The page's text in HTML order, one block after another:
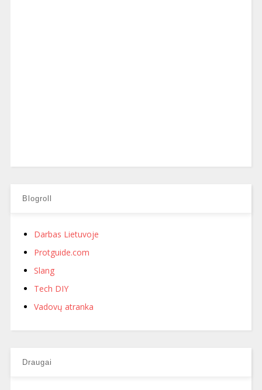
Blogroll
Darbas Lietuvoje
Protguide.com
Slang
Tech DIY
Vadovų atranka
Draugai